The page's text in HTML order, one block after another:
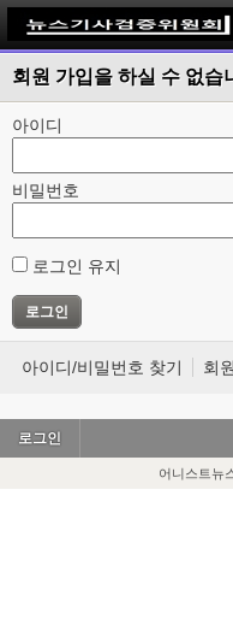
회원 가입을 하실 수 없습
아이디
비밀번호
로그인 유지
아이디/비밀번호 찾기 회
로그인
어니스트뉴